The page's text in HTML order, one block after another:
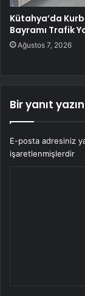
Kütahya’da
Bayramı Trafik
Ağustos 7, 2026
Bir yanıt yazın
E-posta adresiniz
işaretlenmişlerdir